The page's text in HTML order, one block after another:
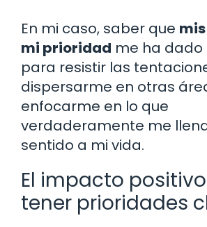
En mi caso, saber que
mi prioridad me ha dado
para resistir las
dispersarme en otras
enfocarme en lo que
verdaderamente me
sentido a mi vida.
El impacto
tener prioridades